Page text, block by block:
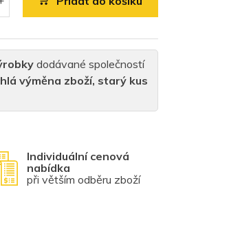
Individuální cenová
nabídka
při větším odběru zboží
dodávané společností
výměna zboží, starý kus